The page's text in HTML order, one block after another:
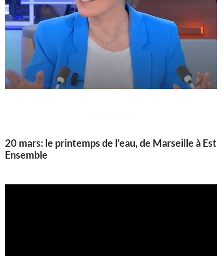
20 mars: le printemps de l'eau, de Marseille à Est
Ensemble